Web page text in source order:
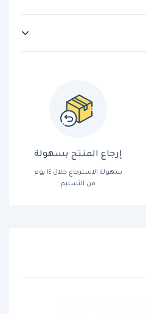
إرجاع المنتج بسهولة
سهولة الاسترجاع خلال ١٤ يوم
من التسليم